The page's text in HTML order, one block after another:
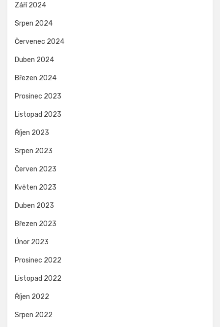
Září 2024
Srpen 2024
Červenec 2024
Duben 2024
Březen 2024
Prosinec 2023
Listopad 2023
Říjen 2023
Srpen 2023
Červen 2023
Květen 2023
Duben 2023
Březen 2023
Únor 2023
Prosinec 2022
Listopad 2022
Říjen 2022
Srpen 2022